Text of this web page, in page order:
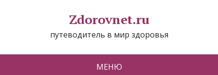
Zdorovnet.ru
путеводитель в мир здоровья
МЕНЮ